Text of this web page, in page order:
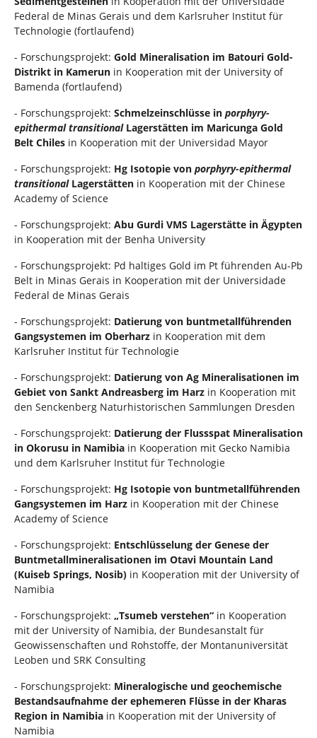
Federal de Minas Gerais und dem Karlsruher Institut für
Technologie (fortlaufend)
- Forschungsprojekt: Gold Mineralisation im Batouri Gold-
Distrikt in Kamerun in Kooperation mit der University of
Bamenda (fortlaufend)
- Forschungsprojekt: Schmelzeinschlüsse in porphyry-
epithermal transitionalLagerstätten im Maricunga Gold
Belt Chiles in Kooperation mit der Universidad Mayor
- Forschungsprojekt: Hg Isotopie von porphyry-epithermal
transitionalLagerstätten in Kooperation mit der Chinese
Academy of Science
- Forschungsprojekt: Abu Gurdi VMS Lagerstätte in Ägypten
in Kooperation mit der Benha University
- Forschungsprojekt: Pd haltiges Gold im Pt führenden Au-Pb
Belt in Minas Gerais in Kooperation mit der Universidade
Federal de Minas Gerais
- Forschungsprojekt: Datierung von buntmetallführenden
Gangsystemen im Oberharz in Kooperation mit dem
Karlsruher Institut für Technologie
- Forschungsprojekt: Datierung von Ag Mineralisationen im
Gebiet von Sankt Andreasberg im Harz in Kooperation mit
den Senckenberg Naturhistorischen Sammlungen Dresden
- Forschungsprojekt: Datierung der Flussspat Mineralisation
in Okorusu in Namibia in Kooperation mit Gecko Namibia
und dem Karlsruher Institut für Technologie
- Forschungsprojekt: Hg Isotopie von buntmetallführenden
Gangsystemen im Harz in Kooperation mit der Chinese
Academy of Science
- Forschungsprojekt: Entschlüsselung der Genese der
Buntmetallmineralisationen im Otavi Mountain Land
(Kuiseb Springs, Nosib) in Kooperation mit der University of
Namibia
- Forschungsprojekt: „Tsumeb verstehen“ in Kooperation
mit der University of Namibia, der Bundesanstalt für
Geowissenschaften und Rohstoffe, der Montanuniversität
Leoben und SRK Consulting
- Forschungsprojekt: Mineralogische und geochemische
Bestandsaufnahme der ephemeren Flüsse in der Kharas
Region in Namibia in Kooperation mit der University of
Namibia